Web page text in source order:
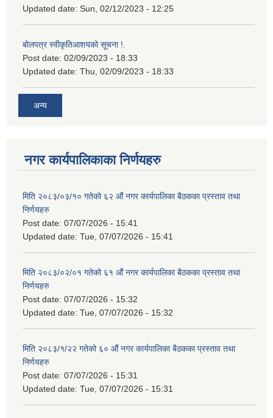
Updated date: Sun, 02/12/2023 - 12:25
बोलपत्र स्वीकृतिआशयको सूचना !.
Post date: 02/09/2023 - 18:33
Updated date: Thu, 02/09/2023 - 18:33
अन्य
नगर कार्यपालिकाका निर्णयहरु
मिति २०८३/०३/१० गतेको ६२ औं नगर कार्यपालिका बैठकका प्रस्ताव तथा
निर्णयहरु
Post date: 07/07/2026 - 15:41
Updated date: Tue, 07/07/2026 - 15:41
मिति २०८३/०२/०१ गतेको ६१ औं नगर कार्यपालिका बैठकका प्रस्ताव तथा
निर्णयहरु
Post date: 07/07/2026 - 15:32
Updated date: Tue, 07/07/2026 - 15:32
मिति २०८३/१/२२ गतेको ६० औं नगर कार्यपालिका बैठकका प्रस्ताव तथा
निर्णयहरु
Post date: 07/07/2026 - 15:31
Updated date: Tue, 07/07/2026 - 15:31